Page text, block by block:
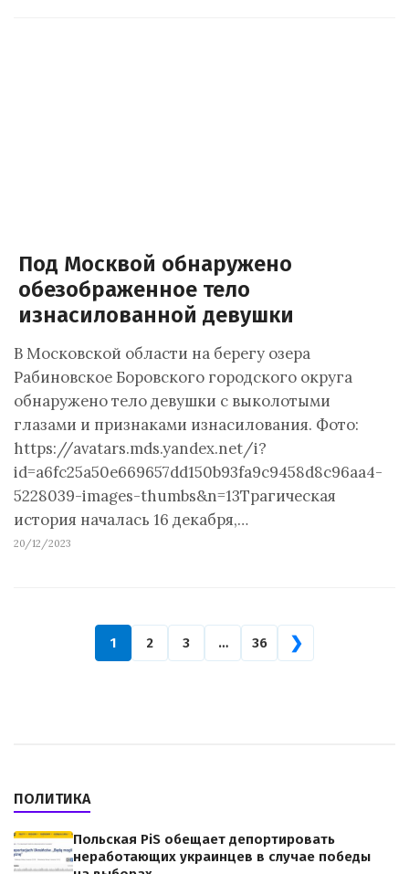
Под Москвой обнаружено
обезображенное тело
изнасилованной девушки
В Московской области на берегу озера
Рабиновское Боровского городского округа
обнаружено тело девушки с выколотыми
глазами и признаками изнасилования. Фото:
https://avatars.mds.yandex.net/i?
id=a6fc25a50e669657dd150b93fa9c9458d8c96aa4-
5228039-images-thumbs&n=13Трагическая
история началась 16 декабря,…
20/12/2023
1 2 3 … 36 ❯
ПОЛИТИКА
Польская PiS обещает депортировать
неработающих украинцев в случае победы